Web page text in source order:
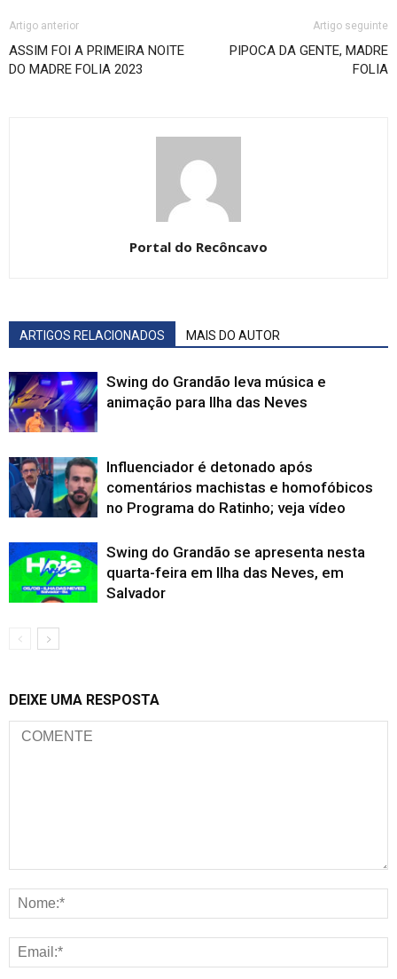
Artigo anterior
ASSIM FOI A PRIMEIRA NOITE
DO MADRE FOLIA 2023
Artigo seguinte
PIPOCA DA GENTE, MADRE
FOLIA
Portal do Recôncavo
ARTIGOS RELACIONADOS MAIS DO AUTOR
Swing do Grandão leva música e
animação para Ilha das Neves
Influenciador é detonado após
comentários machistas e homofóbicos
no Programa do Ratinho; veja vídeo
Swing do Grandão se apresenta nesta
quarta-feira em Ilha das Neves, em
Salvador
DEIXE UMA RESPOSTA